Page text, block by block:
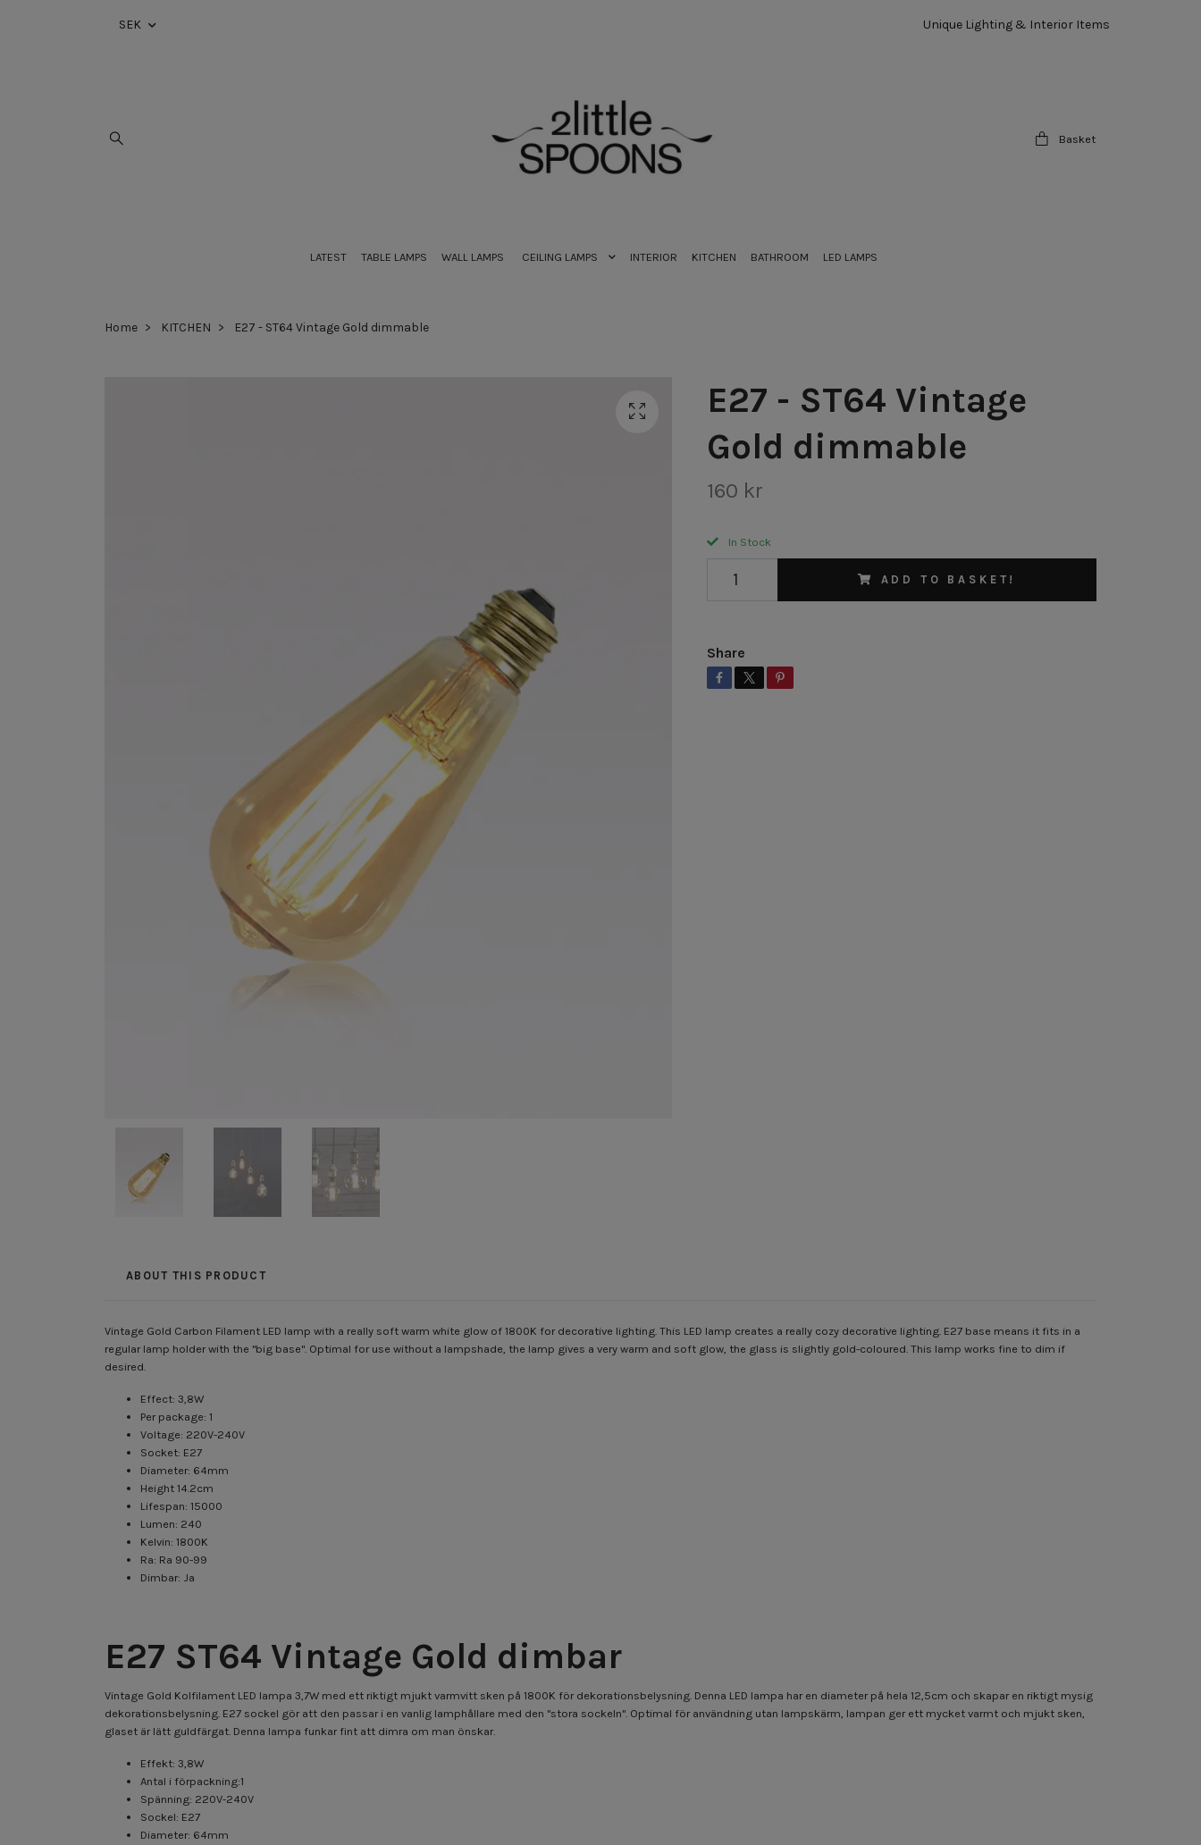
SEK Unique Lighting & Interior Items
Basket
LATEST TABLE LAMPS WALL LAMPS CEILING LAMPS INTERIOR KITCHEN BATHROOM LED LAMPS
Home KITCHEN E27 - ST64 Vintage Gold dimmable
E27 - ST64 Vintage
Gold dimmable
160 kr
In Stock
ADD TO BASKET!
Share
ABOUT THIS PRODUCT
Vintage Gold Carbon Filament LED lamp with a really soft warm white glow of 1800K for decorative lighting. This LED lamp creates a really cozy decorative lighting. E27 base means it fits in a
regular lamp holder with the "big base". Optimal for use without a lampshade, the lamp gives a very warm and soft glow, the glass is slightly gold-coloured. This lamp works fine to dim if
desired.
Effect: 3,8W
Per package: 1
Voltage: 220V-240V
Socket: E27
Diameter: 64mm
Height 14.2cm
Lifespan: 15000
Lumen: 240
Kelvin: 1800K
Ra: Ra 90-99
Dimbar: Ja
E27 ST64 Vintage Gold dimbar
Vintage Gold Kolfilament LED lampa 3,7W med ett riktigt mjukt varmvitt sken på 1800K för dekorationsbelysning. Denna LED lampa har en diameter på hela 12,5cm och skapar en riktigt mysig
dekorationsbelysning. E27 sockel gör att den passar i en vanlig lamphållare med den "stora sockeln". Optimal för användning utan lampskärm, lampan ger ett mycket varmt och mjukt sken,
glaset är lätt guldfärgat. Denna lampa funkar fint att dimra om man önskar.
Effekt: 3,8W
Antal i förpackning:1
Spänning: 220V-240V
Sockel: E27
Diameter: 64mm